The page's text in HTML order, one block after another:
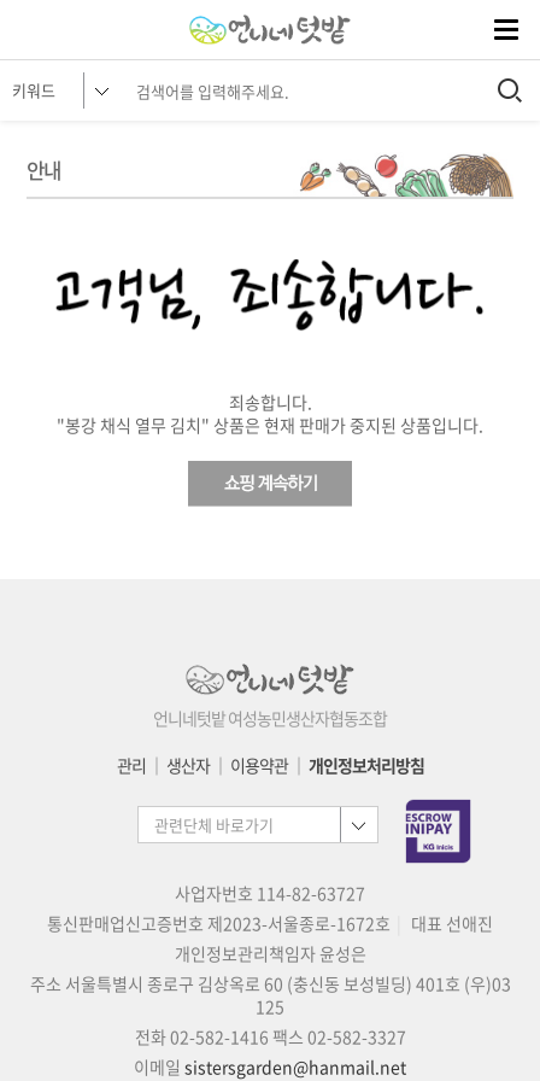
안내
죄송합니다.
"봉강 채식 열무 김치" 상품은 현재 판매가 중지된 상품입니다.
언니네텃밭 여성농민생산자협동조합
관리 │ 생산자│ 이용약관│ 개인정보처리방침
사업자번호 114-82-63727
통신판매업신고증번호 제2023-서울종로-1672호
대표 선애진
개인정보관리책임자 윤성은
주소 서울특별시 종로구 김상옥로 60 (충신동 보성빌딩) 401호 (우)03
125
전화 02-582-1416 팩스 02-582-3327
이메일 sistersgarden@hanmail.net